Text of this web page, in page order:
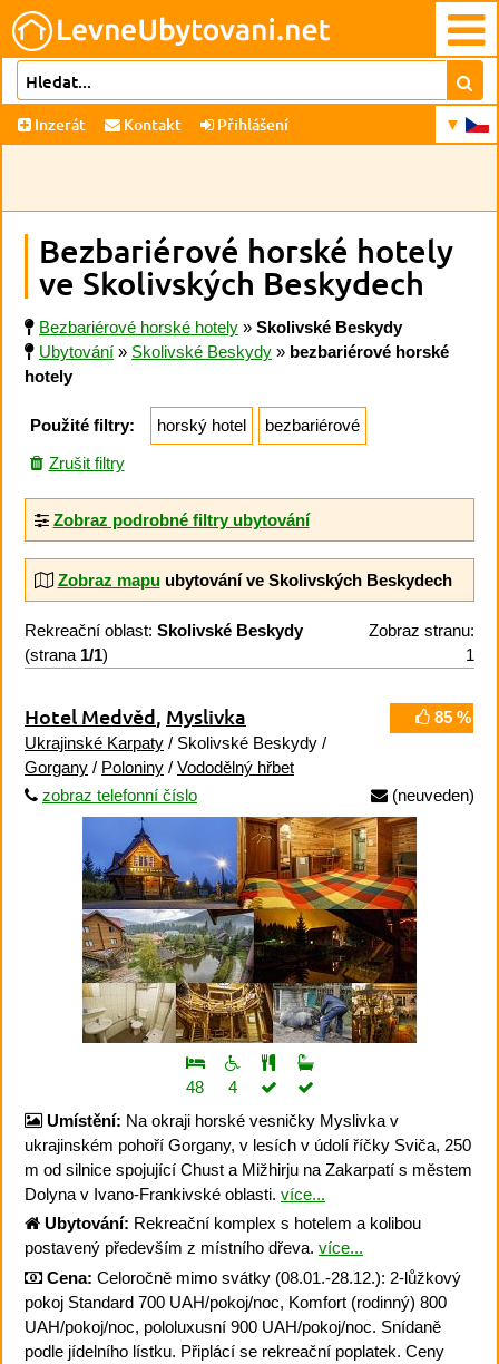
Inzerát Kontakt Přihlášení
Bezbariérové horské hotely
ve Skolivských Beskydech
Bezbariérové horské hotely » Skolivské Beskydy
Ubytování » Skolivské Beskydy » bezbariérové horské
hotely
Použité filtry: horský hotel
bezbariérové
Zrušit filtry
Zobraz podrobné filtry ubytování
Zobraz mapuubytování ve Skolivských Beskydech
Rekreační oblast: Skolivské Beskydy
(strana 1/1)
Zobraz stranu:
1
85 %
Hotel Medvěd, Myslivka
Ukrajinské Karpaty / Skolivské Beskydy /
Gorgany / Poloniny / Vododělný hřbet
zobraz telefonní číslo
(neuveden)
48
4
Umístění: Na okraji horské vesničky Myslivka v
ukrajinském pohoří Gorgany, v lesích v údolí říčky Sviča, 250
m od silnice spojující Chust a Mižhirju na Zakarpatí s městem
Dolyna v Ivano-Frankivské oblasti. více...
Ubytování: Rekreační komplex s hotelem a kolibou
postavený především z místního dřeva. více...
Cena: Celoročně mimo svátky (08.01.-28.12.): 2-lůžkový
pokoj Standard 700 UAH/pokoj/noc, Komfort (rodinný) 800
UAH/pokoj/noc, pololuxusní 900 UAH/pokoj/noc. Snídaně
podle jídelního lístku. Připlácí se rekreační poplatek. Ceny